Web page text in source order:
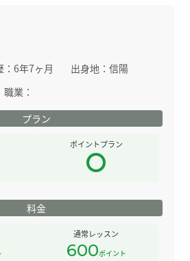
：6年7ヶ月 出身地：信陽
職業：
プラン
ポイントプラン
料金
通常レッスン
600ポイント